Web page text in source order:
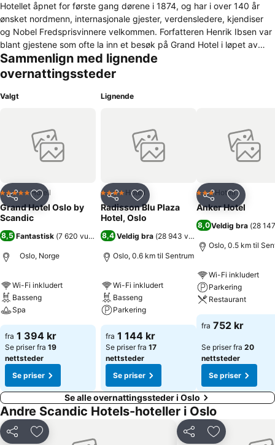
Hotellet åpnet for første gang dørene i 1874, og har i over 140 år
ønsket nordmenn, internasjonale gjester, verdensledere, kjendiser
og Nobel Fredsprisvinnere velkommen. Forfatteren Henrik Ibsen var
blant gjestene som ofte la inn et besøk på Grand Hotel i løpet av
dagen. Alle fortjener å føle seg "grand"! Vår gjesteopplevelse
baseres på ekte, nordisk luksus gitt av vårt dedikerte og
entusiastiske internasjonale team. Grand Hotel har 274 rom,
inkludert 54 suiter som innehar en fascinerende blanding av vakkert
Artesia Spa Grand Hotel, fitnessrom og parkering. Velkommen til
Sammenlign med lignende
overnattingssteder
Valgt
Del Legg til i favoritter
5 StjernerHotell
Grand Hotel Oslo by
Scandic
8,5 Fantastisk (7 620 vurderinger)
Oslo, Norge
Wi-Fi inkludert
Basseng
Spa
fra 1 394 kr
Se priser fra 19
nettsteder
Se priser
Lignende
Del Legg til i favoritter
4 StjernerHotell
Radisson Blu Plaza
Hotel, Oslo
8,4 Veldig bra (28 943 vurderinger
Oslo, 0.6 km til Sentrum
Wi-Fi inkludert
Basseng
Parkering
fra 1 144 kr
Se priser fra 17
nettsteder
Se priser
Del Legg til
3 Stjerner
Hotell
Anker Hotel
8,0Veldig bra (28
Oslo, 0.5 km til
Wi-Fi inkludert
Parkering
Restaurant
fra 752 kr
Se priser fra 20
nettsteder
Se priser
Se alle overnattingssteder i Oslo
Andre Scandic Hotels-hoteller i Oslo
Del Legg til i favoritter Del Legg til i